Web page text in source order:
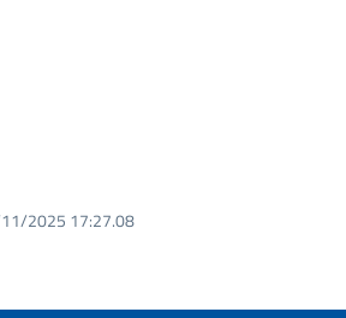
2025 17:27.08